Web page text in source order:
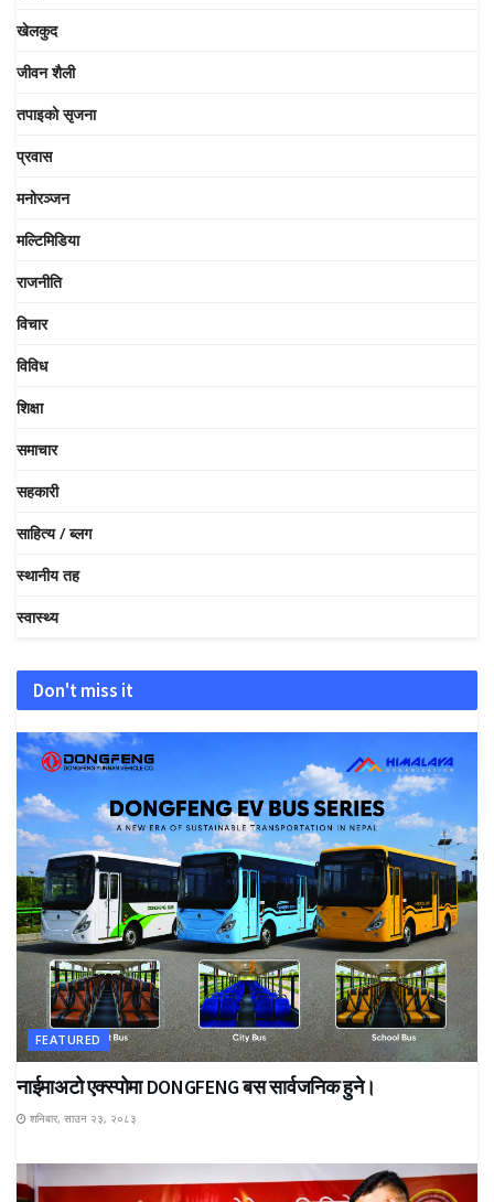
खेलकुद
जीवन शैली
तपाइको सृजना
प्रवास
मनोरञ्जन
मल्टिमिडिया
राजनीति
विचार
विविध
शिक्षा
समाचार
सहकारी
साहित्य / ब्लग
स्थानीय तह
स्वास्थ्य
Don't miss it
FEATURED
नाईमाअटो एक्स्पोमा DONGFENG बस सार्वजनिक हुने।
शनिबार, साउन २३, २०८३